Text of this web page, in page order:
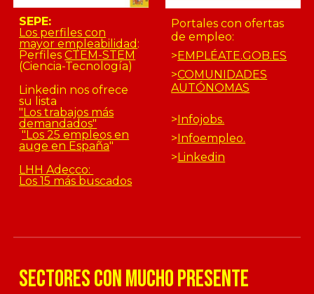
SEPE:
Los perfiles con
mayor empleabilidad :
PerfilesCTEM-STEM
(Ciencia-Tecnología)
Linkedin nos ofrece
su lista
"Los trabajos más
demandados"
"Los 25 empleos en
auge en España"
LHH Adecco:
Los 15 más buscados
Portales con ofertas
de empleo:
> EMPLÉATE.GOB.ES
>COMUNIDADES
AUTÓNOMAS
> Infojobs.
> Infoempleo.
> Linkedin
sectores con mucho presente